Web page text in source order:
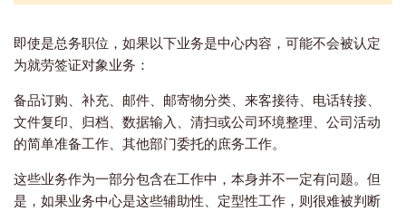
即使是总务职位，如果以下业务是中心内容，可能不会被认定
为就劳签证对象业务：
备品订购、补充、邮件、邮寄物分类、来客接待、电话转接、
文件复印、归档、数据输入、清扫或公司环境整理、公司活动
的简单准备工作、其他部门委托的庶务工作。
这些业务作为一部分包含在工作中，本身并不一定有问题。但
是，如果业务中心是这些辅助性、定型性工作，则很难被判断